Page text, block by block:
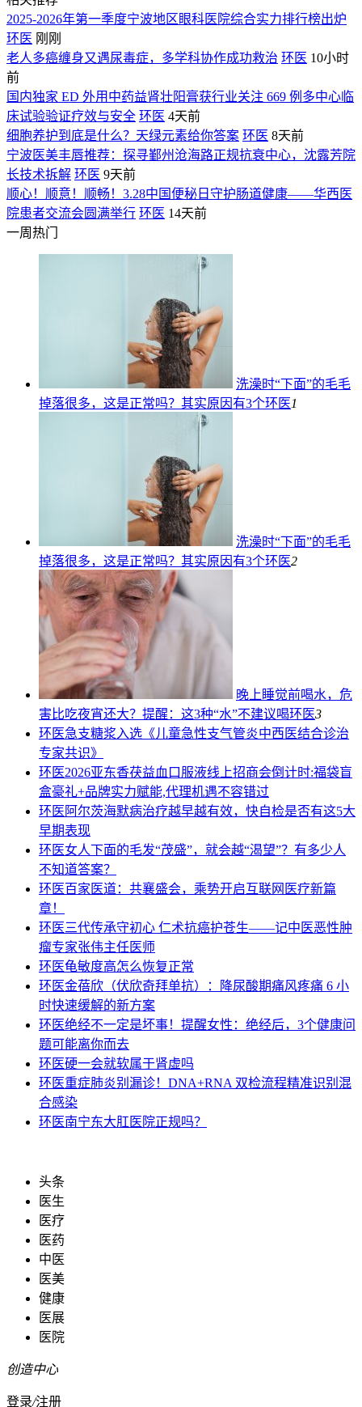
2025-2026年第一季度宁波地区眼科医院综合实力排行榜出炉
环医 刚刚
老人多癌缠身又遇尿毒症，多学科协作成功救治 环医 10小时
前
国内独家 ED 外用中药益肾壮阳膏获行业关注 669 例多中心临
床试验验证疗效与安全 环医 4天前
细胞养护到底是什么？天绿元素给你答案 环医 8天前
宁波医美丰唇推荐：探寻鄞州沧海路正规抗衰中心，沈露芳院
长技术拆解 环医 9天前
顺心！顺意！顺畅！3.28中国便秘日守护肠道健康——华西医
院患者交流会圆满举行 环医 14天前
一周热门
洗澡时“下面”的毛毛
掉落很多，这是正常吗？其实原因有3个环医1
洗澡时“下面”的毛毛
掉落很多，这是正常吗？其实原因有3个环医2
晚上睡觉前喝水，危
害比吃夜宵还大？提醒：这3种“水”不建议喝环医3
环医急支糖浆入选《儿童急性支气管炎中西医结合诊治
专家共识》
环医2026亚东香茯益血口服液线上招商会倒计时:福袋盲
盒豪礼+品牌实力赋能,代理机遇不容错过
环医 阿尔茨海默病治疗越早越有效，快自检是否有这5大
早期表现
环医女人下面的毛发“茂盛”，就会越“渴望”？有多少人
不知道答案？
环医百家医道：共襄盛会，乘势开启互联网医疗新篇
章！
环医三代传承守初心 仁术抗癌护苍生——记中医恶性肿
瘤专家张伟主任医师
环医龟敏度高怎么恢复正常
环医金蓓欣（伏欣奇拜单抗）：降尿酸期痛风疼痛 6 小
时快速缓解的新方案
环医绝经不一定是坏事！提醒女性：绝经后，3个健康问
题可能离你而去
环医硬一会就软属于肾虚吗
环医重症肺炎别漏诊！DNA+RNA 双检流程精准识别混
合感染
环医南宁东大肛医院正规吗？
头条
医生
医疗
医药
中医
医美
健康
医展
医院
创造中心
登录/注册